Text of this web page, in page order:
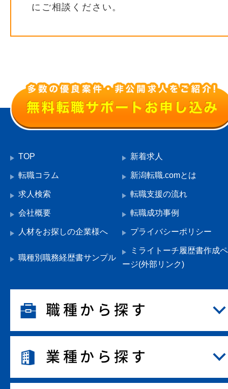
にご相談ください。
TOP 新着求人
転職コラム 新潟転職.comとは
求人検索 転職支援の流れ
会社概要 転職成功事例
人材をお探しの企業様へ プライバシーポリシー
職種別職務経歴書サンプル
ミライトーチ履歴書作成ペ
ージ(外部リンク)
職種から探す
業種から探す